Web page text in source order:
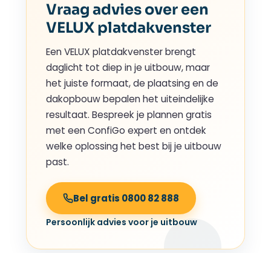
Vraag advies over een
VELUX platdakvenster
Een VELUX platdakvenster brengt
daglicht tot diep in je uitbouw, maar
het juiste formaat, de plaatsing en de
dakopbouw bepalen het uiteindelijke
resultaat. Bespreek je plannen gratis
met een ConfiGo expert en ontdek
welke oplossing het best bij je uitbouw
past.
Bel gratis 0800 82 888
Persoonlijk advies voor je uitbouw